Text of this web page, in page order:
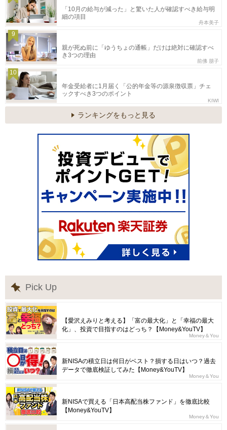
「10月の給与が減った」と驚いた人が確認すべき給与明
細の項目
舟本美子
9
親が死ぬ前に「ゆうちょの通帳」だけは絶対に確認すべ
き3つの理由
前佛 朋子
10
年金受給者に1月届く「公的年金等の源泉徴収票」チェ
ックすべき3つのポイント
KIWI
ランキングをもっと見る
Pick Up
【愛沢えみりと考える】「富の最大化」と「幸福の最大
化」、投資で目指すのはどっち？【Money&YouTV】
Money＆You
新NISAの積立日は何日がベスト？損する日はいつ？過去
データで徹底検証してみた【Money&YouTV】
Money＆You
新NISAで買える「日本高配当株ファンド」を徹底比較
【Money&YouTV】
Money＆You